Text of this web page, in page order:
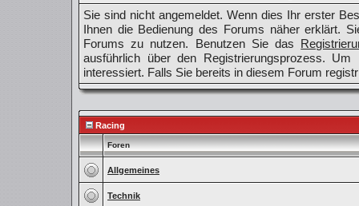
Sie sind nicht angemeldet. Wenn dies Ihr erster
Ihnen die Bedienung des Forums näher erklärt.
Forums zu nutzen. Benutzen Sie das
ausführlich über den Registrierungsprozess.
interessiert. Falls Sie bereits in diesem Forum
Racing
Foren
Allgemeines
Technik